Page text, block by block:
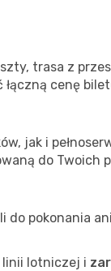
trasa z
cenę
jak i
do Twoich
do pokonania ani
linii lotniczej i